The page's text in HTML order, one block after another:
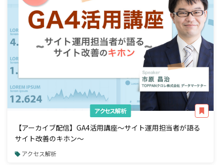
アクセス解析
【アーカイブ配信】GA4活用講座～サイト運用担当者が語る
サイト改善のキホン～
アクセス解析